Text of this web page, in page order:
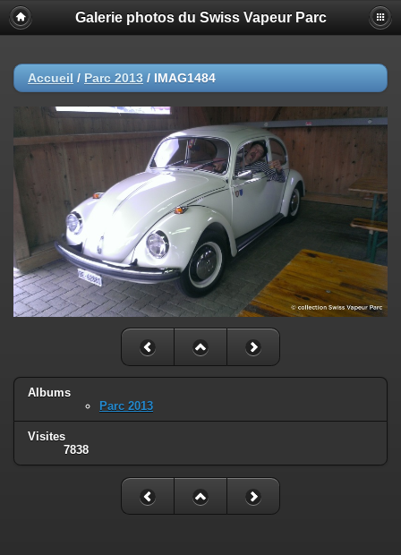
Galerie photos du Swiss Vapeur Parc
Accueil / Parc 2013 / IMAG1484
Albums
Parc 2013
Visites
7838